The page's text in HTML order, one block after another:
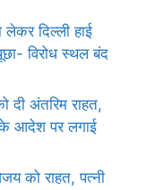
दिल्ली हाई
विरोध स्थल बंद
दी अंतरिम राहत,
आदेश पर लगाई
को राहत, पत्नी